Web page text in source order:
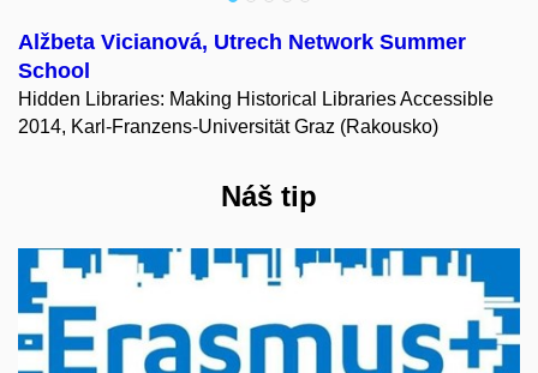
Alžbeta Vicianová, Utrech Network Summer
School
Hidden Libraries: Making Historical Libraries Accessible
2014, Karl-Franzens-Universität Graz (Rakousko)
Náš tip